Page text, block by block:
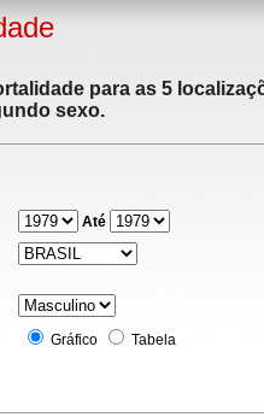
para as 5
sexo.
Até
Gráfico Tabela